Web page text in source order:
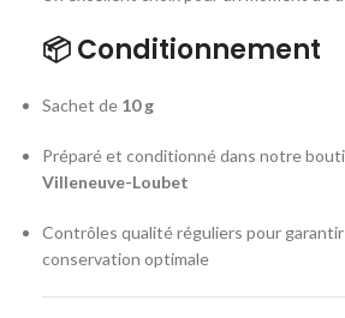
📦Conditionnement
Sachet de 10 g
Préparé et conditionné dans notre
Villeneuve-Loubet
Contrôles qualité réguliers pour
conservation optimale